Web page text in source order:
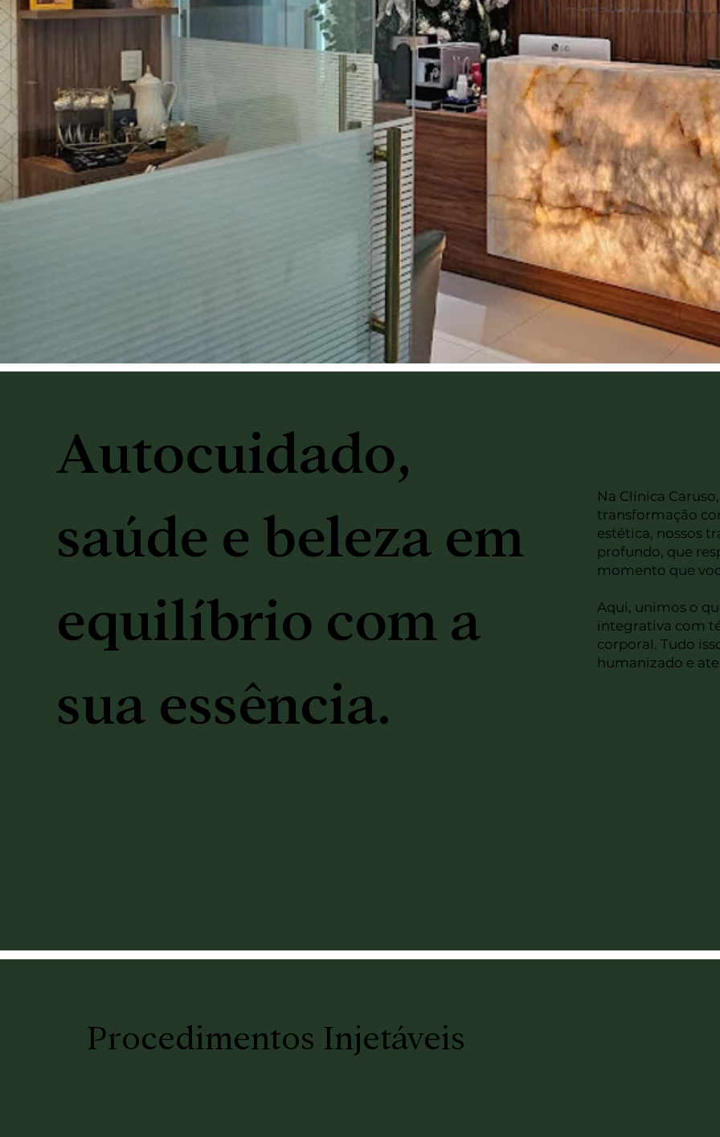
Autocuidado,
saúde e beleza em
equilíbrio com a
sua essência.
Na Clínica
transformação
estética, nossos
profundo, que
momento que
Aqui, unimos o
integrativa com
corporal. Tudo
humanizado e
Procedimentos Injetáveis